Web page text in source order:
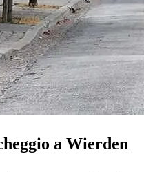
a Wierden